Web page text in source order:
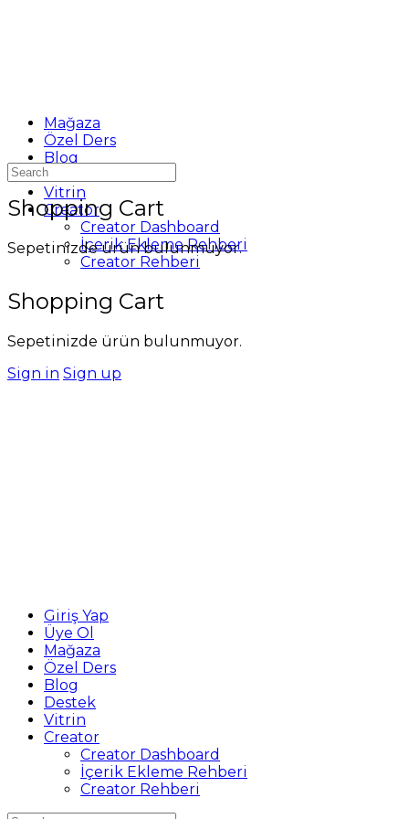
Mağaza
Özel Ders
Blog
Destek
Vitrin
Creator
Creator Dashboard
İçerik Ekleme Rehberi
Creator Rehberi
Shopping Cart
Sepetinizde ürün bulunmuyor.
Sign in Sign up
Shopping Cart
Sepetinizde ürün bulunmuyor.
Search
for:
Giriş Yap
Üye Ol
Mağaza
Özel Ders
Blog
Destek
Vitrin
Creator
Creator Dashboard
İçerik Ekleme Rehberi
Creator Rehberi